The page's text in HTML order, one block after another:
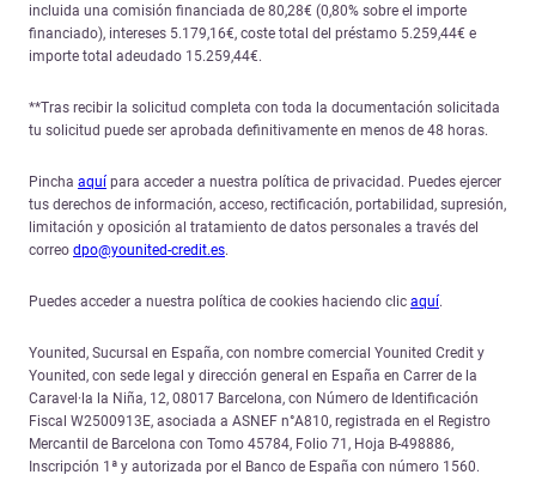
incluida una comisión financiada de 80,28€ (0,80% sobre el importe
financiado), intereses 5.179,16€, coste total del préstamo 5.259,44€ e
importe total adeudado 15.259,44€.
**Tras recibir la solicitud completa con toda la documentación solicitada
tu solicitud puede ser aprobada definitivamente en menos de 48 horas.
Pincha aquí para acceder a nuestra política de privacidad. Puedes ejercer
tus derechos de información, acceso, rectificación, portabilidad, supresión,
limitación y oposición al tratamiento de datos personales a través del
correo dpo@younited-credit.es.
Puedes acceder a nuestra política de cookies haciendo clic aquí.
Younited, Sucursal en España, con nombre comercial Younited Credit y
Younited, con sede legal y dirección general en España en Carrer de la
Caravel·la la Niña, 12, 08017 Barcelona, con Número de Identificación
Fiscal W2500913E, asociada a ASNEF n°A810, registrada en el Registro
Mercantil de Barcelona con Tomo 45784, Folio 71, Hoja B-498886,
Inscripción 1ª y autorizada por el Banco de España con número 1560.